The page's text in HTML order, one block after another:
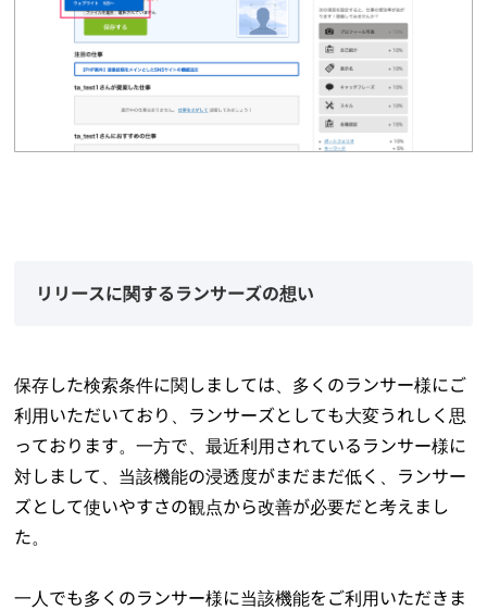
リリースに関するランサーズの想い
保存した検索条件に関しましては、多くのランサー様にご
利用いただいており、ランサーズとしても大変うれしく思
っております。一方で、最近利用されているランサー様に
対しまして、当該機能の浸透度がまだまだ低く、ランサー
ズとして使いやすさの観点から改善が必要だと考えまし
た。
一人でも多くのランサー様に当該機能をご利用いただきま